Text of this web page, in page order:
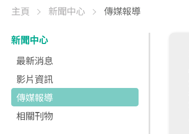
主頁 新聞中心 傳媒報導
新聞中心
最新消息
影片資訊
傳媒報導
相關刊物